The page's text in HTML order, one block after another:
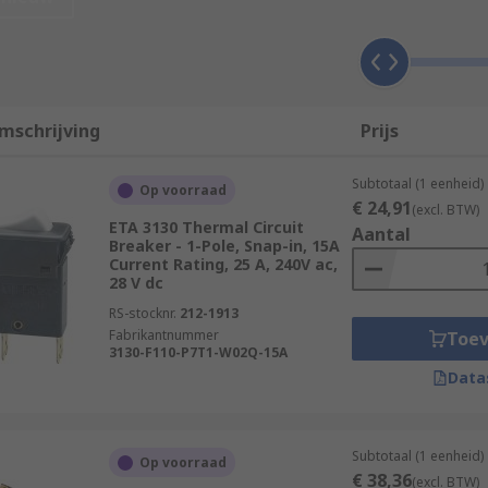
overcurrent than a simple fuse. Fuses simply
to break the flow of current in automotive circuits, in
for smaller overcurrents over a longer period of time,
will be a small overcurrent each time the engine is
for?
in distribution boards. They make up part of the
for?
Prijs
Op voorraad
ETA 3130 Thermal Circuit
Breaker - 1-Pole, Snap-in, 15A
Current Rating, 25 A, 240V ac,
28 V dc
RS-stocknr. 212-1913
Fabrikantnummer
3130-F110-P7T1-W02Q-15A
Subtotaal (1 eenheid)
€ 24,91(excl. BTW)
Aantal
Op voorraad Subtotaal (1 eenheid)
€ 38,36(excl. BTW)